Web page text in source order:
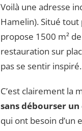
Voilà une adresse
Hamelin). Situé
propose 1500 m²
restauration sur
pas se sentir inspiré.
C’est clairement la
sans débourser
qui ont besoin d’un